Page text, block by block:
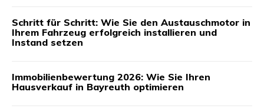
Schritt für Schritt: Wie Sie den Austauschmotor in
Ihrem Fahrzeug erfolgreich installieren und
Instand setzen
Immobilienbewertung 2026: Wie Sie Ihren
Hausverkauf in Bayreuth optimieren